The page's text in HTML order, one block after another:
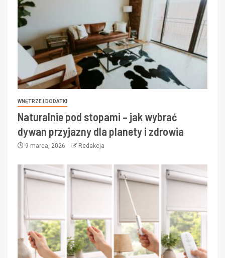
WNĘTRZE I DODATKI
Naturalnie pod stopami – jak wybrać
dywan przyjazny dla planety i zdrowia
9 marca, 2026 Redakcja